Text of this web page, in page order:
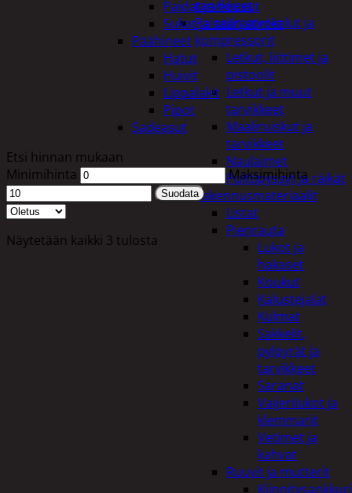
tarvikkeet
Paineilmatyökalut ja
kompressorit
Letkut, liittimet ja
pistoolit
Letkut ja muut
tarvikkeet
Maaliruiskut ja
tarvikkeet
Naulaimet
Pulttipyssyt ja räikät
Rakennusmateriaalit
Listat
Pienrauta
Lukot ja
hakaset
Koukut
Kalustejalat
Kulmat
Sakkelit,
pylpyrät ja
tarvikkeet
Saranat
Vaijerilukot ja
klemmarit
Vetimet ja
kahvat
Ruuvit ja mutterit
Paidat ja housut
Sukat ja säärystimet
Päähineet
Hatut
Huivit
Lippalakit
Pipot
Sadeasut
Etsi hinnan mukaan
Minimihinta
Maksimihinta
Suodata
Näytetään kaikki 3 tulosta